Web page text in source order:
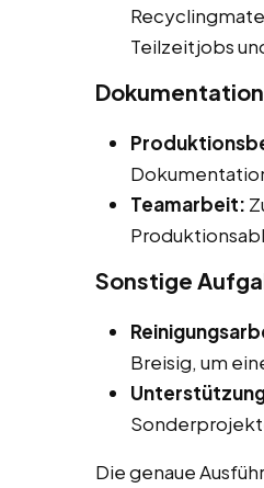
Teilzeitjobs
Teamarbeit:
Sonstige
Breisig, um
Die genaue